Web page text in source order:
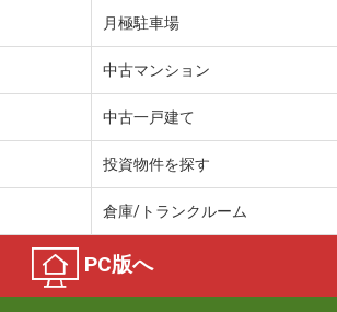
月極駐車場
中古マンション
中古一戸建て
投資物件を探す
倉庫/トランクルーム
PC版へ